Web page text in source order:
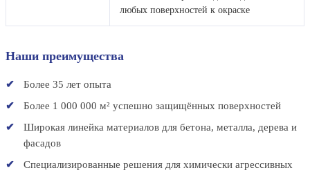
любых поверхностей к окраске
Наши преимущества
Более 35 лет опыта
Более 1 000 000 м² успешно защищённых поверхностей
Широкая линейка материалов для бетона, металла, дерева и
фасадов
Специализированные решения для химически агрессивных